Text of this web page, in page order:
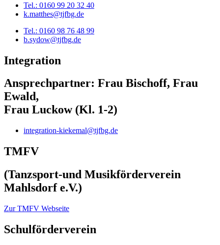
Tel.: 0160 99 20 32 40
k.matthes@tjfbg.de
Tel.: 0160 98 76 48 99
b.sydow@tjfbg.de
Integration
Ansprechpartner: Frau Bischoff, Frau
Ewald,
Frau Luckow (Kl. 1-2)
integration-kiekemal@tjfbg.de
TMFV
(Tanzsport-und Musikförderverein
Mahlsdorf e.V.)
Zur TMFV Webseite
Schulförderverein